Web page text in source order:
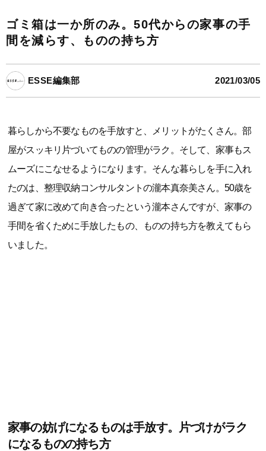
ゴミ箱は一か所のみ。50代からの家事の手
間を減らす、ものの持ち方
ESSE編集部 2021/03/05
暮らしから不要なものを手放すと、メリットがたくさん。部
屋がスッキリ片づいてものの管理がラク。そして、家事もス
ムーズにこなせるようになります。そんな暮らしを手に入れ
たのは、整理収納コンサルタントの瀧本真奈美さん。50歳を
過ぎて家に改めて向き合ったという瀧本さんですが、家事の
手間を省くために手放したもの、ものの持ち方を教えてもら
いました。
家事の妨げになるものは手放す。片づけがラク
になるものの持ち方